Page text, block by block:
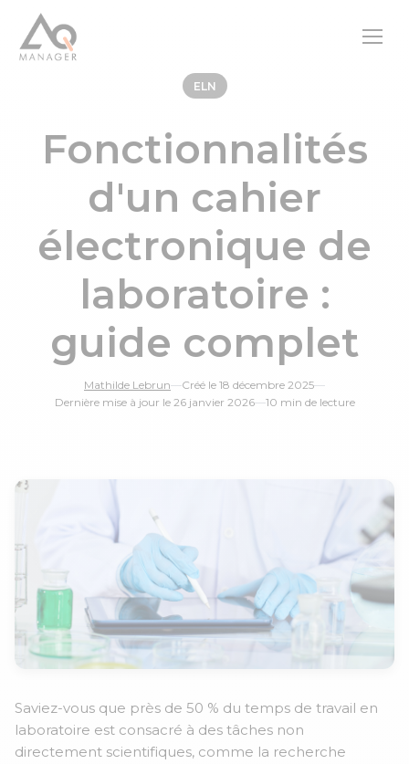
ELN
Fonctionnalités
d'un cahier
électronique de
laboratoire :
guide complet
Mathilde Lebrun—Créé le 18 décembre 2025—
Dernière mise à jour le 26 janvier 2026—10 min de lecture
Saviez-vous que près de 50 % du temps de travail en
laboratoire est consacré à des tâches non
directement scientifiques, comme la recherche